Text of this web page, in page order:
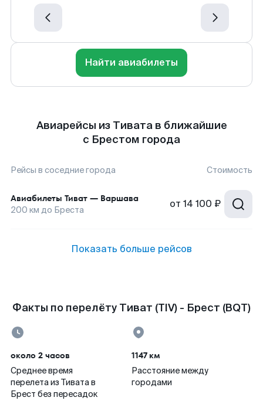
Найти авиабилеты
Авиарейсы из Тивата в ближайшие
с Брестом города
Рейсы в соседние города Стоимость
Авиабилеты Тиват — Варшава
200 км до Бреста от 14 100 ₽
Показать больше рейсов
Факты по перелёту Тиват (TIV) - Брест (BQT)
около 2 часов
Среднее время
перелета из Тивата в
Брест без пересадок
1147 км
Расстояние между
городами